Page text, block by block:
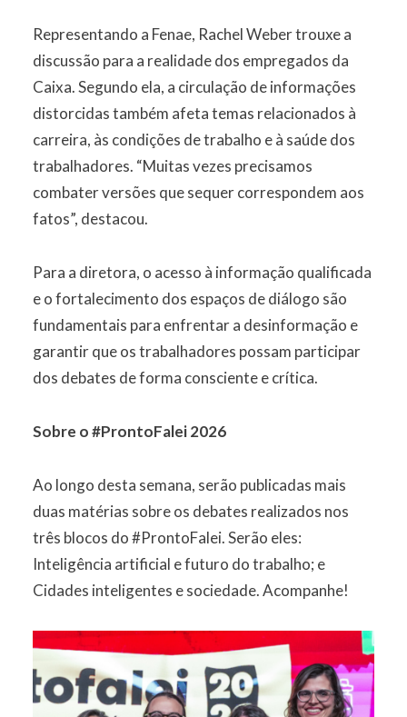
Representando a Fenae, Rachel Weber trouxe a
discussão para a realidade dos empregados da
Caixa. Segundo ela, a circulação de informações
distorcidas também afeta temas relacionados à
carreira, às condições de trabalho e à saúde dos
trabalhadores. “Muitas vezes precisamos
combater versões que sequer correspondem aos
fatos”, destacou.
Para a diretora, o acesso à informação qualificada
e o fortalecimento dos espaços de diálogo são
fundamentais para enfrentar a desinformação e
garantir que os trabalhadores possam participar
dos debates de forma consciente e crítica.
Sobre o #ProntoFalei 2026
Ao longo desta semana, serão publicadas mais
duas matérias sobre os debates realizados nos
três blocos do #ProntoFalei. Serão eles:
Inteligência artificial e futuro do trabalho; e
Cidades inteligentes e sociedade. Acompanhe!